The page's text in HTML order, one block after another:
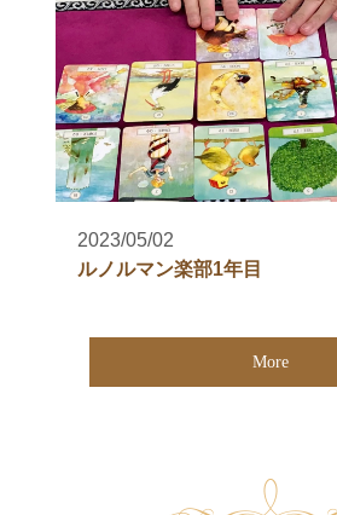
2023/05/02
ルノルマン楽部1年目
More